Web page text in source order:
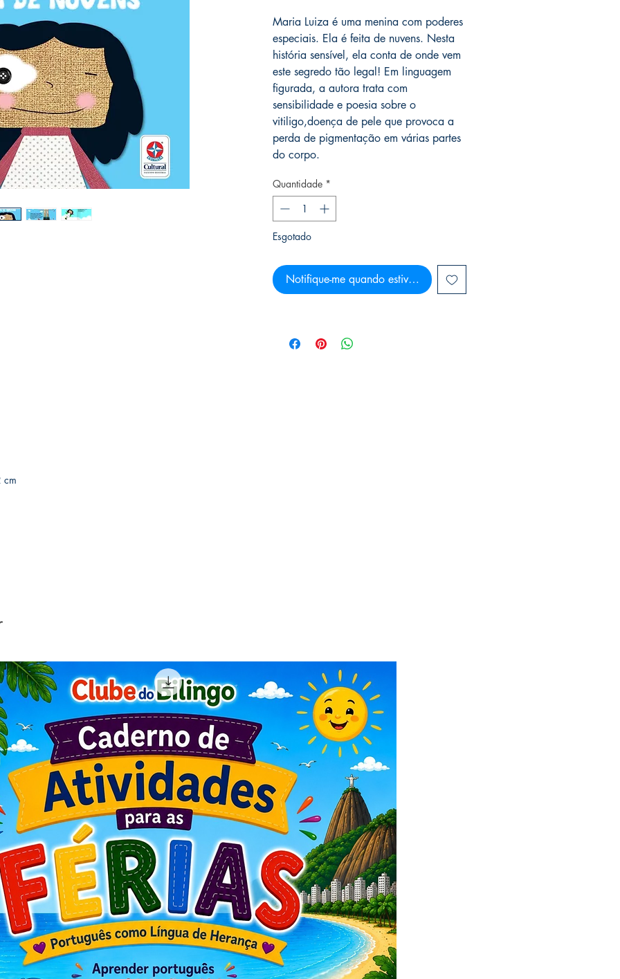
Maria Luiza é uma menina com poderes
especiais. Ela é feita de nuvens. Nesta
história sensível, ela conta de onde vem
este segredo tão legal! Em linguagem
figurada, a autora trata com
sensibilidade e poesia sobre o
vitiligo,doença de pele que provoca a
perda de pigmentação em várias partes
do corpo.
Quantidade *
Esgotado
Notifique-me quando estiver disponível
cm